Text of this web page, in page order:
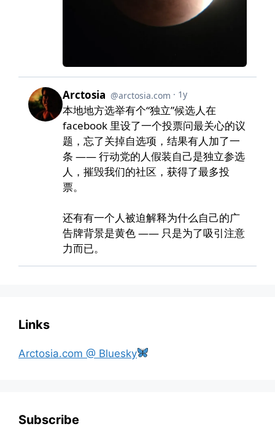
Links
Arctosia.com @ Bluesky
Subscribe